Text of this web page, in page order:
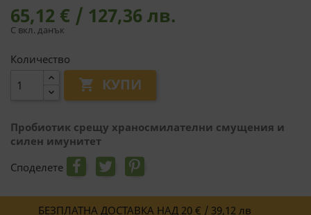
65,12 € / 127,36 лв.
С вкл. данък
Количество
 КУПИ
Пробиотик срещу храносмилателни смущения и
силен имунитет
Споделете
БЕЗПЛАТНА ДОСТАВКА НАД 20 € / 39,12 лв